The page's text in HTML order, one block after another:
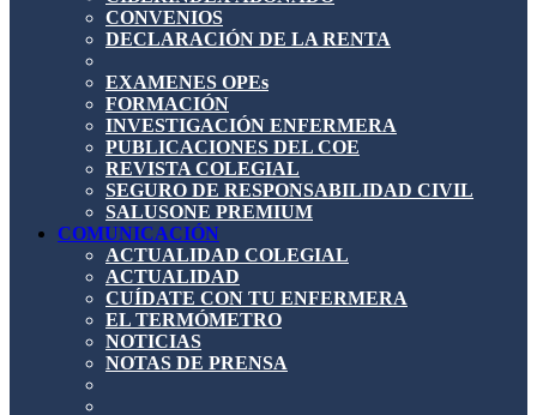
CONVENIOS
DECLARACIÓN DE LA RENTA
EXAMENES OPEs
FORMACIÓN
INVESTIGACIÓN ENFERMERA
PUBLICACIONES DEL COE
REVISTA COLEGIAL
SEGURO DE RESPONSABILIDAD CIVIL
SALUSONE PREMIUM
COMUNICACIÓN
ACTUALIDAD COLEGIAL
ACTUALIDAD
CUÍDATE CON TU ENFERMERA
EL TERMÓMETRO
NOTICIAS
NOTAS DE PRENSA